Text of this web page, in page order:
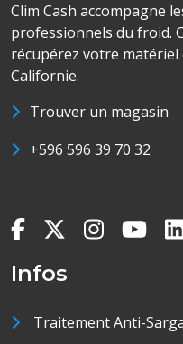
Clim Cash accompagne
professionnels du froid.
récupérez votre matériel
Californie.
Trouver un magasin
+596 596 39 70 32
Infos
Traitement Anti-